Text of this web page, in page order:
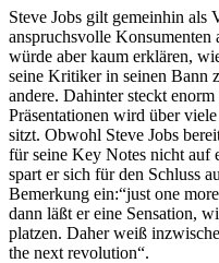
Steve Jobs gilt gemeinhin als
anspruchsvolle
würde aber kaum erklären,
seine Kritiker in seinen Bann
andere. Dahinter steckt
Präsentationen wird über
sitzt. Obwohl Steve Jobs
für seine Key Notes nicht auf
spart er sich für den Schluss
Bemerkung ein:“just one
dann läßt er eine Sensation,
platzen. Daher weiß
the next revolution“.